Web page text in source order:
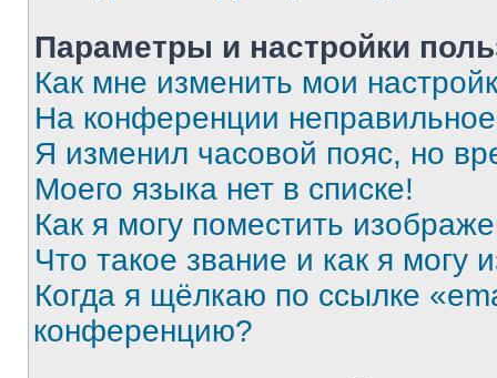
Параметры и настройки
Как мне изменить мои
На конференции
Я изменил часовой пояс, но
Моего языка нет в списке!
Как я могу поместить
Что такое звание и как я могу
Когда я щёлкаю по ссылке
конференцию?